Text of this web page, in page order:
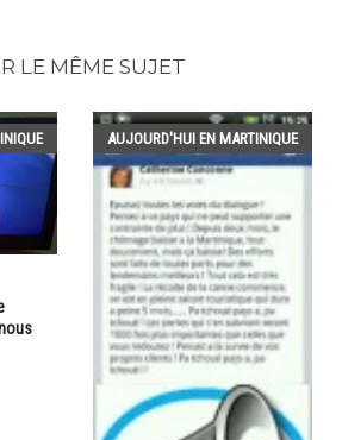
LE MÊME SUJET
AUJOURD'HUI EN MARTINIQUE